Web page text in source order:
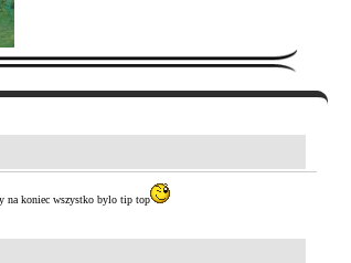
na koniec wszystko bylo tip top